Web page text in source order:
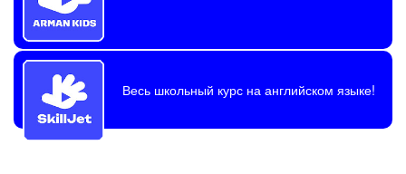
Весь школьный курс на английском языке!